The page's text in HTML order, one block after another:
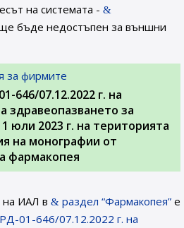
на системата -
бъде недостъпен за външни
за фирмите
646/07.12.2022 г. на
здравеопазването за
юли 2023 г. на територията
на монографии от
фармакопея
на ИАЛ в раздел “Фармакопея” е
01-646/07.12.2022 г. на